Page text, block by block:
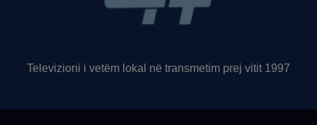
Televizioni i vetëm lokal në transmetim prej vitit 1997